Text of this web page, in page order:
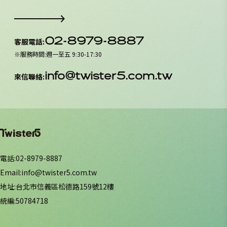
客服電話:02-8979-8887
※服務時間:週一至五 9:30-17:30
來信聯絡:info@twister5.com.tw
電話:02-8979-8887
Email:info@twister5.com.tw
地址:台北市信義區松德路159號12樓
統編:50784718